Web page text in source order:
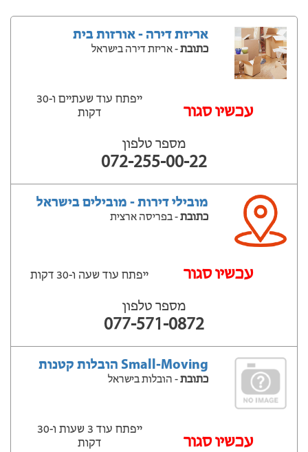
אריזת דירה - אורזות בית
כתובת- אריזת דירה בישראל
‫עכשיו סגור
ייפתח עוד שעתיים ‫ו-30
דקות
מספר טלפון
072-255-00-22
מובילי דירות - מובילים בישראל
כתובת- בפריסה ארצית
‫עכשיו סגור ייפתח עוד שעה ‫ו-30 דקות
מספר טלפון
077-571-0872
Small-Moving הובלות קטנות
כתובת- הובלות בישראל
‫עכשיו סגור
ייפתח עוד 3 שעות ‫ו-30
דקות